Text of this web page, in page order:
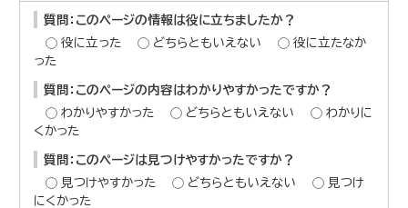
質問：このページの情報は役に立ちましたか？
役に立った
どちらともいえない
役に立たなか
った
質問：このページの内容はわかりやすかったですか？
わかりやすかった
どちらともいえない
わかりに
くかった
質問：このページは見つけやすかったですか？
見つけやすかった
どちらともいえない
見つけ
にくかった